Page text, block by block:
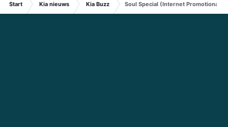
Start Kia nieuws Kia Buzz Soul Special (Internet Promotional